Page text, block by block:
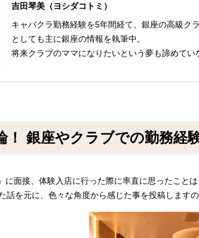
吉田琴美（ヨシダコトミ）
キャバクラ勤務経験を5年間経て、銀座の高級ク
としても主に銀座の情報を執筆中。
将来クラブのママになりたいという夢も諦めてい
！ 銀座やクラブでの勤務経
に面接、体験入店に行った際に率直に思ったことは
話を元に、色々な角度から感じた事を投稿します